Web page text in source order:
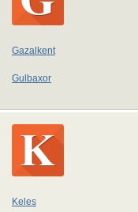
Gazalkent
Gulbaxor
Keles